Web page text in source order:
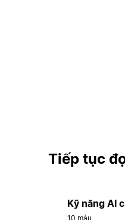
Tiếp tục
Kỹ năng AI
10 mẫu